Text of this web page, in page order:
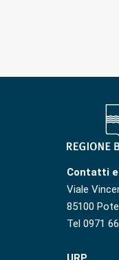
Contatti
Viale
85100
Tel 0971